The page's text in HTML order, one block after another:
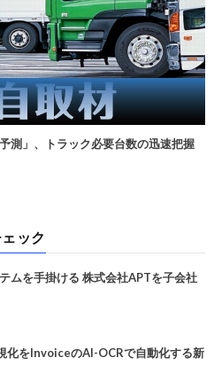
測」、トラック必要台数の迅速把握
ック
ムを手掛ける 株式会社APTを子会社
化をInvoiceのAI-OCRで自動化する新